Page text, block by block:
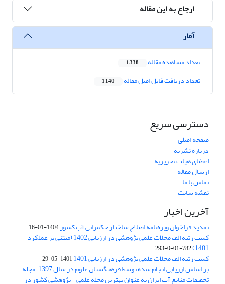
ارجاع به این مقاله
آمار
تعداد مشاهده مقاله 1,338
تعداد دریافت فایل اصل مقاله 1,140
دسترسی سریع
صفحه اصلی
درباره نشریه
اعضای هیات تحریریه
ارسال مقاله
تماس با ما
نقشه سایت
آخرین اخبار
تمدید فراخوان ویژه‌نامه اصلاح ساختار حکمرانی آب کشور1404-01-16
کسب رتبه الف مجلات علمی پژوهشی در ارزیابی 1402 (مبتنی بر عملکرد
1401)
782-01-0-293
کسب رتبه الف مجلات علمی پژوهشی در ارزیابی 1401 1401-05-29
بر اساس ارزیابی انجام شده توسط فرهنگستان علوم در سال 1397، مجله
تحقیقات منابع آب ایران به عنوان بهترین مجله علمی - پژوهشی کشور در